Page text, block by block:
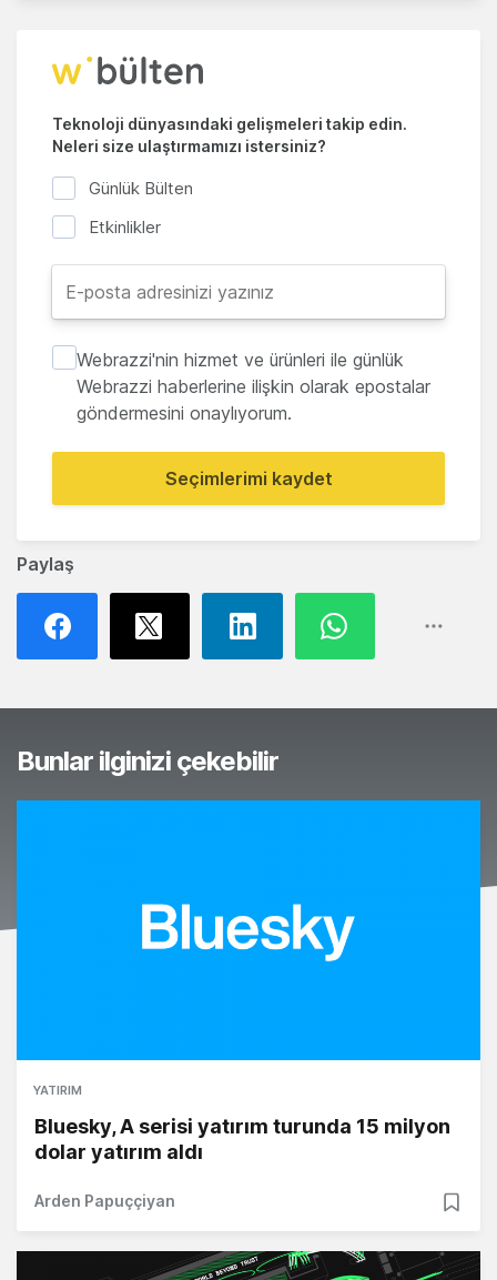
Paylaş
Teknoloji dünyasındaki gelişmeleri takip edin.
Neleri size ulaştırmamızı istersiniz?
Günlük Bülten
Etkinlikler
Webrazzi'nin hizmet ve ürünleri ile günlük
Webrazzi haberlerine ilişkin olarak epostalar
göndermesini onaylıyorum.
Seçimlerimi kaydet
Bunlar ilginizi çekebilir
YATIRIM
Bluesky, A serisi yatırım turunda 15 milyon
dolar yatırım aldı
Arden Papuççiyan